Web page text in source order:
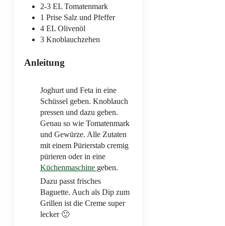
2-3 EL Tomatenmark
1 Prise Salz und Pfeffer
4 EL Olivenöl
3 Knoblauchzehen
Anleitung
Joghurt und Feta in eine
Schüssel geben. Knoblauch
pressen und dazu geben.
Genau so wie Tomatenmark
und Gewürze. Alle Zutaten
mit einem Pürierstab cremig
pürieren oder in eine
Küchenmaschine geben.
Dazu passt frisches
Baguette. Auch als Dip zum
Grillen ist die Creme super
lecker 🙂